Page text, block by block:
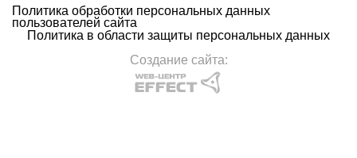
Политика обработки персональных данных
пользователей сайта
Политика в области защиты персональных данных
Создание сайта: